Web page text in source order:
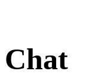
Chat